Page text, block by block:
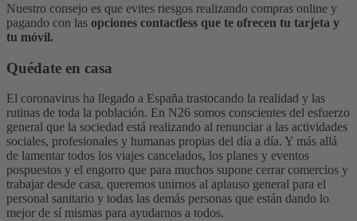
Nuestro consejo es que evites riesgos realizando compras online y
pagando con las opciones contactless que te ofrecen tu tarjeta y
tu móvil.
Quédate en casa
El coronavirus ha llegado a España trastocando la realidad y las
rutinas de toda la población. En N26 somos conscientes del esfuerzo
general que la sociedad está realizando al renunciar a las actividades
sociales, profesionales y humanas propias del día a día. Y más allá
de lamentar todos los viajes cancelados, los planes y eventos
pospuestos y el engorro que para muchos supone cerrar comercios y
trabajar desde casa, queremos unirnos al aplauso general para el
personal sanitario y todas las demás personas que están dando lo
mejor de sí mismas para ayudarnos a todos.